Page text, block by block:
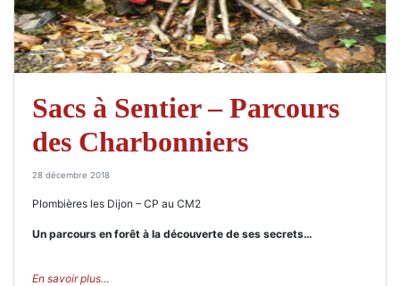
Sacs à Sentier – Parcours
des Charbonniers
28 décembre 2018
Plombières les Dijon – CP au CM2
Un parcours en forêt à la découverte de ses secrets…
En savoir plus…